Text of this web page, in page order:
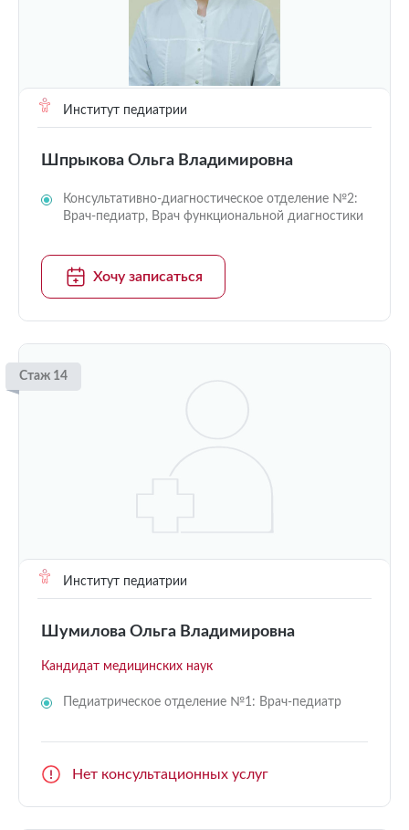
Институт педиатрии
Шпрыкова Ольга Владимировна
Консультативно-диагностическое отделение №2:
Врач-педиатр, Врач функциональной диагностики
Хочу записаться
Стаж 14
Институт педиатрии
Шумилова Ольга Владимировна
Кандидат медицинских наук
Педиатрическое отделение №1: Врач-педиатр
Нет консультационных услуг